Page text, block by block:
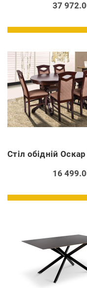
37
Стіл обідній
16